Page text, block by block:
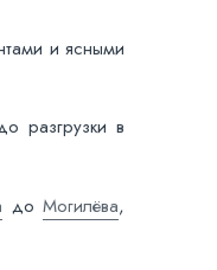
и ясными
разгрузки в
доМогилёва,